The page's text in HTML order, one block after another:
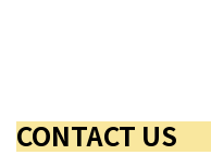
CONTACT US